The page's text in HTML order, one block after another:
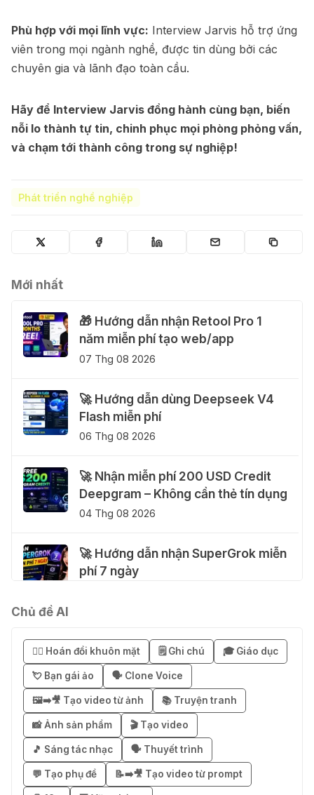
Phù hợp với mọi lĩnh vực: Interview Jarvis hỗ trợ ứng
viên trong mọi ngành nghề, được tin dùng bởi các
chuyên gia và lãnh đạo toàn cầu.
Hãy để Interview Jarvis đồng hành cùng bạn, biến
nỗi lo thành tự tin, chinh phục mọi phòng phỏng vấn,
và chạm tới thành công trong sự nghiệp!
Phát triển nghề nghiệp
Mới nhất
🎁 Hướng dẫn nhận Retool Pro 1
năm miễn phí tạo web/app
07 Thg 08 2026
🚀 Hướng dẫn dùng Deepseek V4
Flash miễn phí
06 Thg 08 2026
🚀 Nhận miễn phí 200 USD Credit
Deepgram – Không cần thẻ tín dụng
04 Thg 08 2026
🚀 Hướng dẫn nhận SuperGrok miễn
phí 7 ngày
Business miễn phí 3–6 tháng
03 Thg 08 2026
🎁 Mẹo nhận 1 tháng ChatGPT Plus
miễn phí bằng VPN Mexico
02 Thg 08 2026
֎ Cách nhận ChatGPT Go 12 tháng
Chủ đề AI
😶‍🌫️ Hoán đổi khuôn mặt 🗒️ Ghi chú 🎓 Giáo dục
💘 Bạn gái ảo 🗣️ Clone Voice
🖼️➡️🎥 Tạo video từ ảnh 📚 Truyện tranh
📸 Ảnh sản phẩm 🎬 Tạo video
🎵 Sáng tác nhạc 🗣️ Thuyết trình
💬 Tạo phụ đề 📝➡️🎥 Tạo video từ prompt